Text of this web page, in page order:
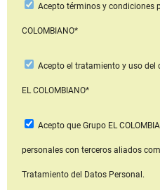
Aceptotérminos y condiciones
COLOMBIANO*
Acepto el tratamiento y uso del
EL COLOMBIANO*
Acepto que Grupo EL
personales con terceros aliados
Tratamiento del Datos Personal.